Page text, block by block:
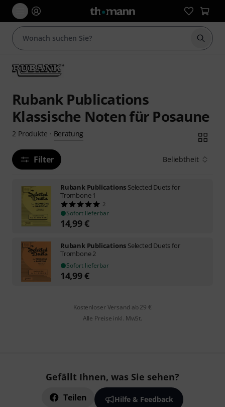
Suche
Rubank Publications
Klassische Noten für Posaune
2 Produkte · Beratung
Filter Beliebtheit
Rubank Publications Selected Duets for
Trombone 1
2
Sofort lieferbar
14,99€
Rubank Publications Selected Duets for
Trombone 2
Sofort lieferbar
14,99€
Kostenloser Versand ab 29 €
Alle Preise inkl. MwSt.
Gefällt Ihnen, was Sie sehen?
Teilen Hilfe & Feedback